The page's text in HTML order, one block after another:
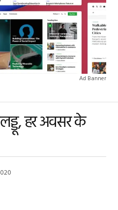
Ad Banner
हर अवसर के